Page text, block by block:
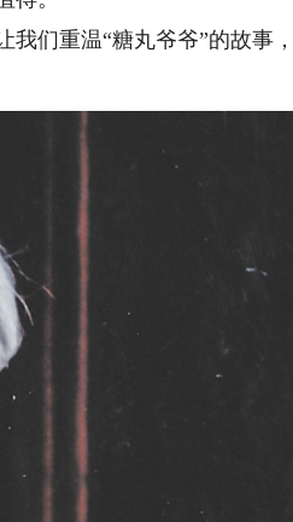
们重温“糖丸爷爷”的故事，